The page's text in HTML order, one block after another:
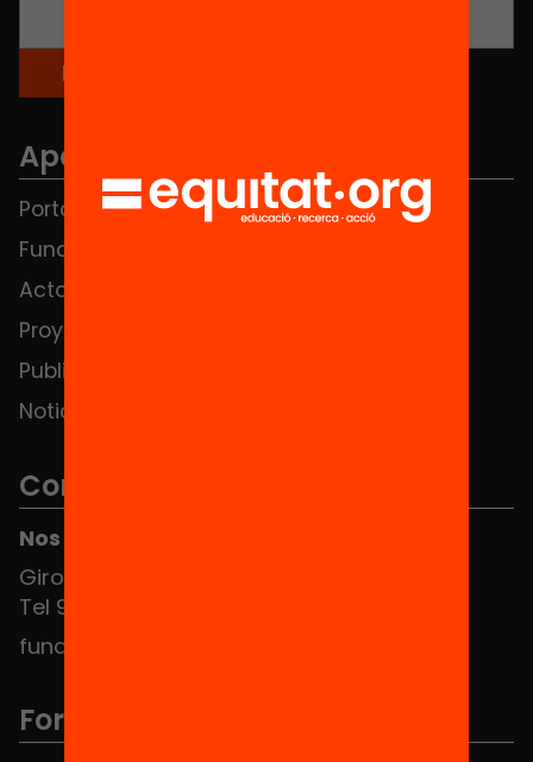
Apartados
Portada
Fundación
Actos
Proyectos
Publicaciones y vídeos
Noticias
FAQS
Contacto
Nos puedes encontrar en el HUB Social
Girona 34, interior 08010 Barcelona
Tel 934 588 700
fundacio@equitat.org
Formamos parte de...